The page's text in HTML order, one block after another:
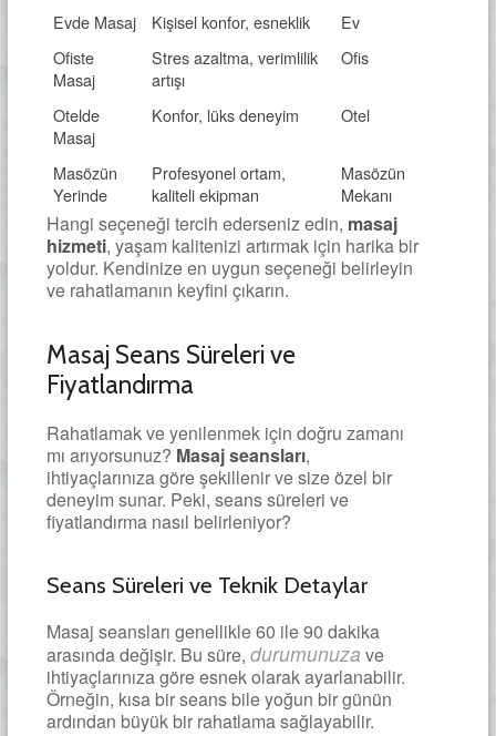
Evde Masaj Kişisel konfor, esneklik
Ev
Ofiste
Masaj
Stres azaltma, verimlilik
artışı
Ofis
Otelde
Masaj
Konfor, lüks deneyim Otel
Masözün
Yerinde
Profesyonel ortam,
kaliteli ekipman
Masözün
Mekanı
Hangi seçeneği tercih ederseniz edin, masaj
hizmeti, yaşam kalitenizi artırmak için harika bir
yoldur. Kendinize en uygun seçeneği belirleyin
ve rahatlamanın keyfini çıkarın.
Masaj Seans Süreleri ve
Fiyatlandırma
Rahatlamak ve yenilenmek için doğru zamanı
mı arıyorsunuz? Masaj seansları,
ihtiyaçlarınıza göre şekillenir ve size özel bir
deneyim sunar. Peki, seans süreleri ve
fiyatlandırma nasıl belirleniyor?
Seans Süreleri ve Teknik Detaylar
Masaj seansları genellikle 60 ile 90 dakika
arasında değişir. Bu süre, durumunuza ve
ihtiyaçlarınıza göre esnek olarak ayarlanabilir.
Örneğin, kısa bir seans bile yoğun bir günün
ardından büyük bir rahatlama sağlayabilir.